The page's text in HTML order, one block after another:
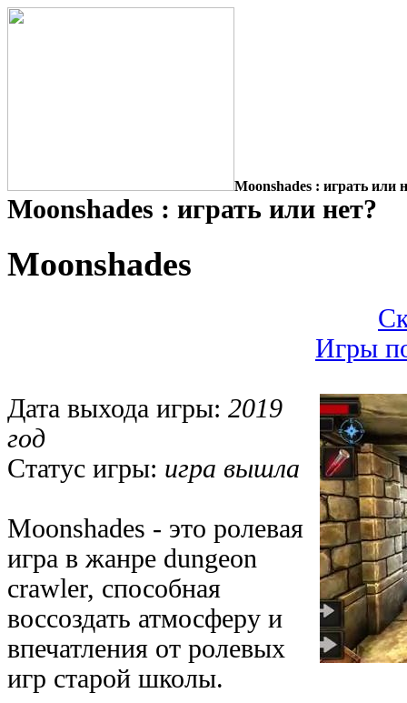
Moonshades : играть или
Moonshades : играть или нет?
Moonshades
Игры
Дата выхода игры: 2019
год
Статус игры: игра вышла
Moonshades - это ролевая
игра в жанре dungeon
crawler, способная
воссоздать атмосферу и
впечатления от ролевых
игр старой школы.